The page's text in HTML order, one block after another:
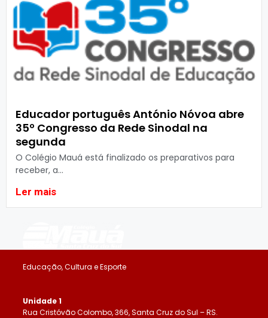
Educador português António Nóvoa abre
35º Congresso da Rede Sinodal na
segunda
O Colégio Mauá está finalizado os preparativos para
receber, a...
Ler mais
Educação, Cultura e Esporte
Unidade 1
Rua Cristóvão Colombo, 366, Santa Cruz do Sul – RS.